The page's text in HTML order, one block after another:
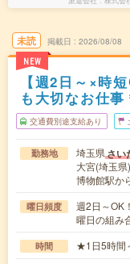
未読
NEW
掲載日 2026/08/08
【週2日～×時
も大切なお仕
交通費別途支給あり
勤務地 埼玉県さい
大宮(埼玉
博物館駅か
曜日頻度
週2日～OK
曜日の組み
時間 ★1日5時間